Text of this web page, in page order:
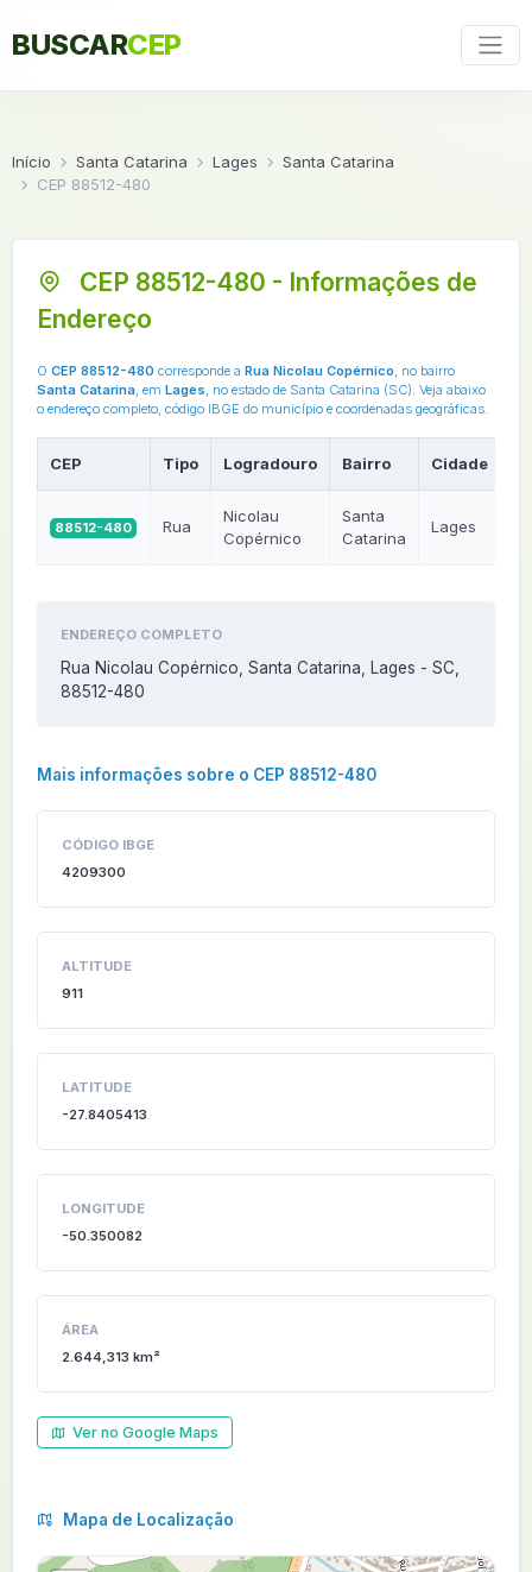
BUSCARCEP
Início Santa Catarina Lages
Santa Catarina
CEP 88512-480
CEP 88512-480 - Informações de
Endereço
O CEP 88512-480 corresponde a Rua Nicolau Copérnico, no bairro
Santa Catarina, em Lages, no estado de Santa Catarina (SC). Veja abaixo
o endereço completo, código IBGE do município e coordenadas geográficas.
CEP Tipo Logradouro Bairro Cidade
88512-480 Rua
Nicolau
Copérnico
Santa
Catarina
Lages
ENDEREÇO COMPLETO
Rua Nicolau Copérnico, Santa Catarina, Lages - SC,
88512-480
Mais informações sobre o CEP 88512-480
CÓDIGO IBGE
4209300
ALTITUDE
911
LATITUDE
-27.8405413
LONGITUDE
-50.350082
ÁREA
2.644,313 km²
Ver no Google Maps
Mapa de Localização